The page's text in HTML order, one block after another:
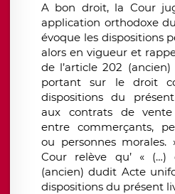
A bon droit, la Cour
application orthodoxe
évoque les dispositions
alors en vigueur et
de l’article 202
portant sur le droit
dispositions du
aux contrats de
entre commerçants,
ou personnes morales.
Cour relève qu’ « (…)
(ancien) dudit Acte
dispositions du présent